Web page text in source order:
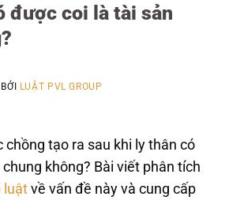
được coi là tài sản
BỞI LUẬT PVL GROUP
chồng tạo ra sau khi ly thân có
không? Bài viết phân tích
luật về vấn đề này và cung cấp